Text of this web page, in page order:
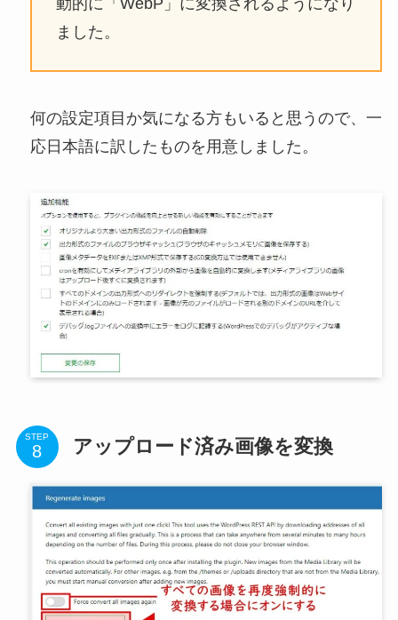
動的に「WebP」に変換されるようになり
ました。
何の設定項目か気になる方もいると思うので、一
応日本語に訳したものを用意しました。
STEP アップロード済み画像を変換